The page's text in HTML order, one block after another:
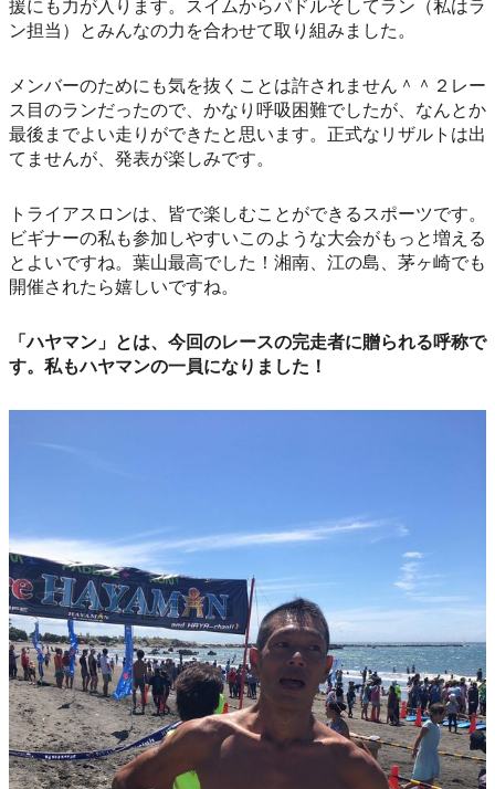
援にも力が入ります。スイムからパドルそしてラン（私はラ
ン担当）とみんなの力を合わせて取り組みました。
メンバーのためにも気を抜くことは許されません＾＾２レー
ス目のランだったので、かなり呼吸困難でしたが、なんとか
最後までよい走りができたと思います。正式なリザルトは出
てませんが、発表が楽しみです。
トライアスロンは、皆で楽しむことができるスポーツです。
ビギナーの私も参加しやすいこのような大会がもっと増える
とよいですね。葉山最高でした！湘南、江の島、茅ヶ崎でも
開催されたら嬉しいですね。
「ハヤマン」とは、今回のレースの完走者に贈られる呼称で
す。私もハヤマンの一員になりました！